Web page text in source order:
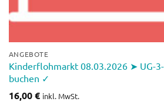
ANGEBOTE
Kinderflohmarkt 08.03.2026 ➤ UG-
buchen ✓
16,00€ inkl. MwSt.